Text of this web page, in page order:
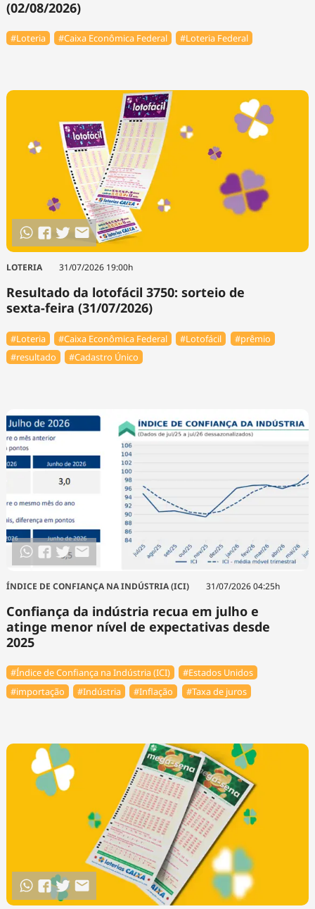
(02/08/2026)
#Loteria #Caixa Econômica Federal #Loteria Federal
LOTERIA 31/07/2026 19:00h
Resultado da lotofácil 3750: sorteio de
sexta-feira (31/07/2026)
#Loteria #Caixa Econômica Federal #Lotofácil
#prêmio
#resultado
#Cadastro Único
ÍNDICE DE CONFIANÇA NA INDÚSTRIA (ICI) 31/07/2026 04:25h
Confiança da indústria recua em julho e
atinge menor nível de expectativas desde
2025
#Índice de Confiança na Indústria (ICI)
#Estados Unidos
#importação
#Indústria #Inflação #Taxa de juros